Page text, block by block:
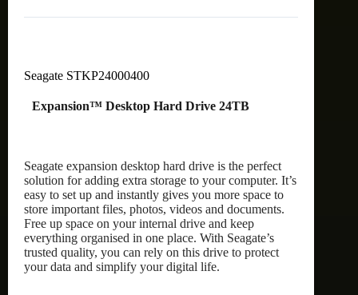
Seagate STKP24000400
Expansion™ Desktop Hard Drive 24TB
Seagate expansion desktop hard drive is the perfect
solution for adding extra storage to your computer. It’s
easy to set up and instantly gives you more space to
store important files, photos, videos and documents.
Free up space on your internal drive and keep
everything organised in one place. With Seagate’s
trusted quality, you can rely on this drive to protect
your data and simplify your digital life.